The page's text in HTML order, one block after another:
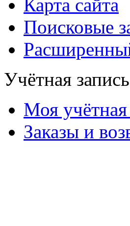
Карта сайта
Поисковые
Учётная запись
Моя учётная
Заказы и